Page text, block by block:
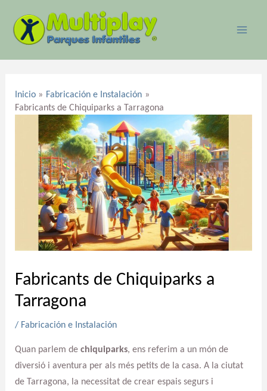
contenido
Inicio
Fabricación e Instalación
Fabricants de Chiquiparks a Tarragona
Fabricants de Chiquiparks a
Tarragona
/ Fabricación e Instalación
Quan parlem de chiquiparks, ens referim a un món de
diversió i aventura per als més petits de la casa. A la ciutat
de Tarragona, la necessitat de crear espais segurs i
entradas